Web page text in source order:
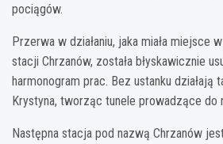
pociągów.
Przerwa w działaniu, jaka miała miejsce
stacji Chrzanów, została błyskawicznie
harmonogram prac. Bez ustanku działają
Krystyna, tworząc tunele prowadzące do
Następna stacja pod nazwą Chrzanów